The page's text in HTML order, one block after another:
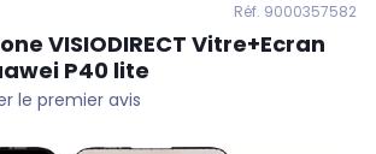
Réf. 9000357582
VISIODIRECT Vitre+Ecran
P40 lite
le premier avis